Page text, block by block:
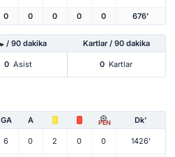
0 0 0 0 0 676'
/ 90 dakika Kartlar / 90 dakika
0 Asist 0 Kartlar
GA A PEN Dk'
6 0 2 0 0 1426'